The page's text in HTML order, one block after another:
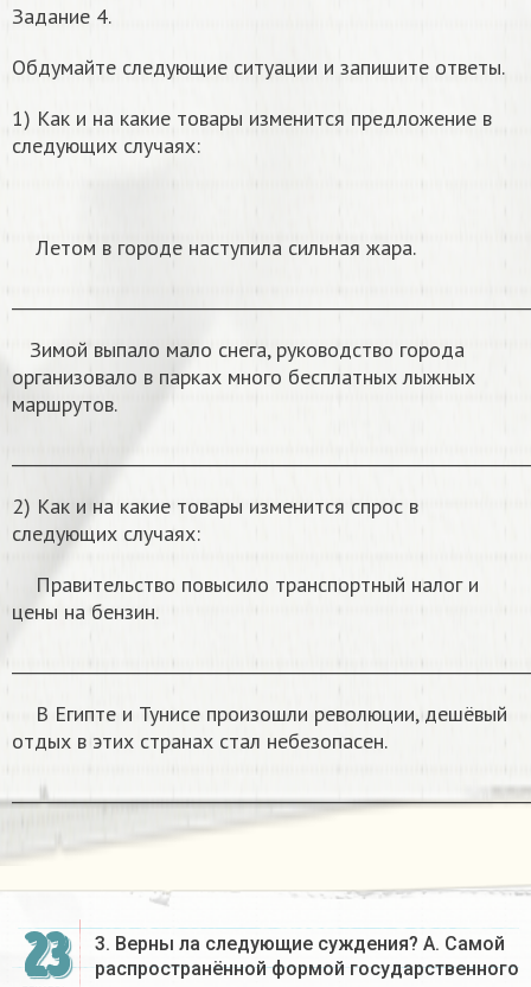
Задание 4.
Обдумайте следующие ситуации и запишите ответы.
1) Как и на какие товары изменится предложение в
следующих случаях:
Летом в городе наступила сильная жара.
Зимой выпало мало снега, руководство города
организовало в парках много бесплатных лыжных
маршрутов.
2) Как и на какие товары изменится спрос в
следующих случаях:
Правительство повысило транспортный налог и
цены на бензин.
В Египте и Тунисе произошли революции, дешёвый
отдых в этих странах стал небезопасен.
23
3. Верны ла следующие суждения? А. Самой
распространённой формой государственного